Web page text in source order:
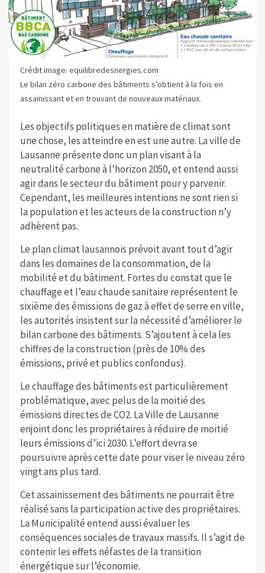
Crédit image: equilibredesnergies.com
Le bilan zéro carbone des bâtiments s’obtient à la fois en
assainissant et en trouvant de nouveaux matériaux.
Les objectifs politiques en matière de climat sont
une chose, les atteindre en est une autre. La ville de
Lausanne présente donc un plan visant à la
neutralité carbone à l’horizon 2050, et entend aussi
agir dans le secteur du bâtiment pour y parvenir.
Cependant, les meilleures intentions ne sont rien si
la population et les acteurs de la construction n’y
adhèrent pas.
Le plan climat lausannois prévoit avant tout d’agir
dans les domaines de la consommation, de la
mobilité et du bâtiment. Fortes du constat que le
chauffage et l’eau chaude sanitaire représentent le
sixième des émissions de gaz à effet de serre en ville,
les autorités insistent sur la nécessité d’améliorer le
bilan carbone des bâtiments. S’ajoutent à cela les
chiffres de la construction (près de 10% des
émissions, privé et publics confondus).
Le chauffage des bâtiments est particulièrement
problématique, avec pelus de la moitié des
émissions directes de CO2. La Ville de Lausanne
enjoint donc les propriétaires à réduire de moitié
leurs émissions d’ici 2030. L’effort devra se
poursuivre après cette date pour viser le niveau zéro
vingt ans plus tard.
Cet assainissement des bâtiments ne pourrait être
réalisé sans la participation active des propriétaires.
La Municipalité entend aussi évaluer les
conséquences sociales de travaux massifs. Il s’agit de
contenir les effets néfastes de la transition
énergétique sur l’économie.